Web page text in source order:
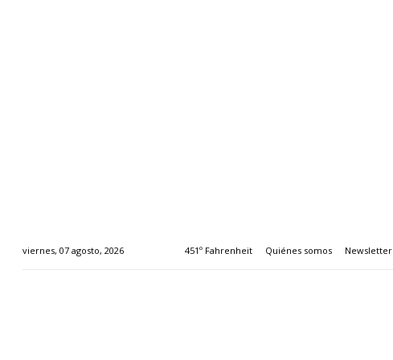
viernes, 07 agosto, 2026 451º Fahrenheit Quiénes somos Newsletter